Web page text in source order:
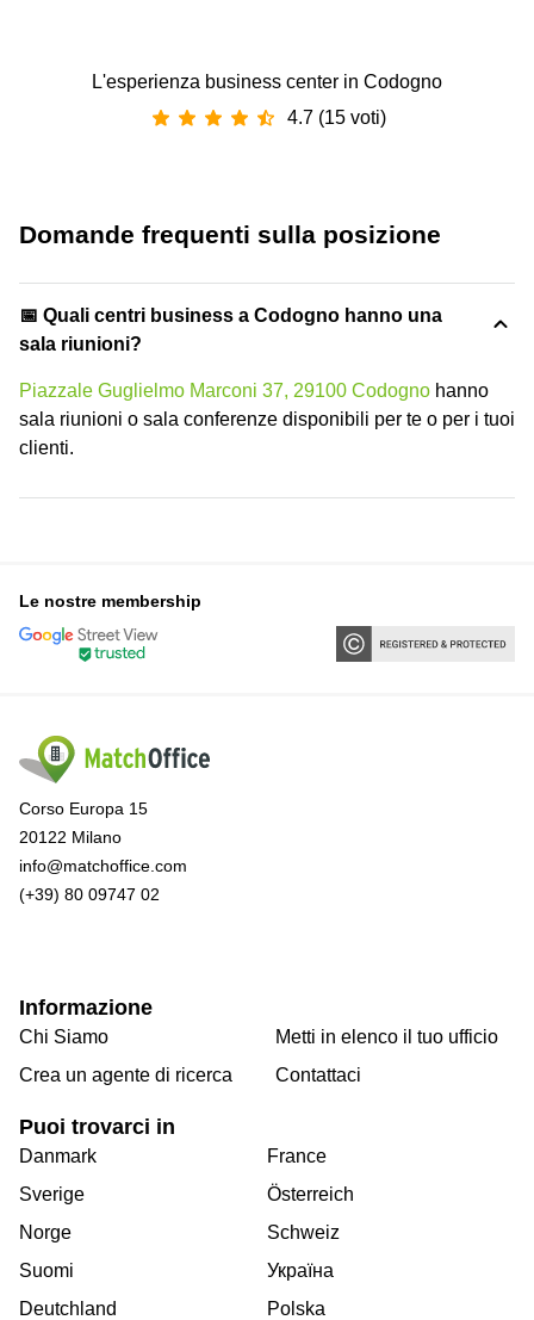
L'esperienza business center in Codogno
4.7 (15 voti)
Domande frequenti sulla posizione
📅 Quali centri business a Codogno hanno una
sala riunioni?
Piazzale Guglielmo Marconi 37, 29100 Codogno hanno
sala riunioni o sala conferenze disponibili per te o per i tuoi
clienti.
Le nostre membership
Corso Europa 15
20122 Milano
info@matchoffice.com
(+39) 80 09747 02
Informazione
Chi Siamo
Crea un agente di ricerca
Metti in elenco il tuo ufficio
Contattaci
Puoi trovarci in
Danmark
Sverige
Norge
Suomi
Deutchland
France
Österreich
Schweiz
Україна
Polska